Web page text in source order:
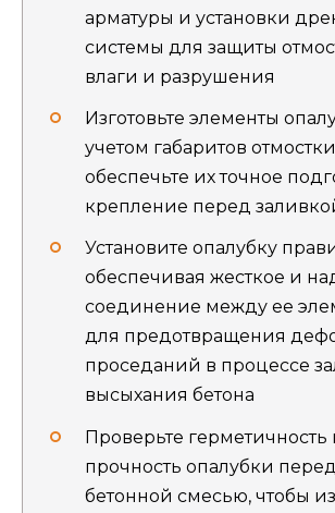
арматуры и установки
системы для защиты
влаги и разрушения
Изготовьте элементы
учетом габаритов
обеспечьте их точное
крепление перед
Установите опалубку
обеспечивая жесткое и
соединение между ее
для предотвращения
проседаний в процессе
высыхания бетона
Проверьте герметичность
прочность опалубки
бетонной смесью, чтобы